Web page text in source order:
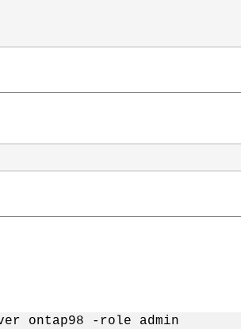
ontap98 -role admin